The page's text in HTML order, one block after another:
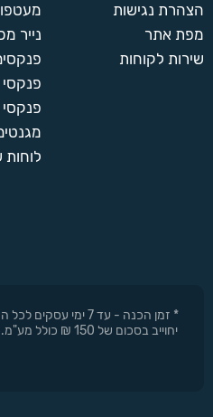
הצהרת נגישות
מפת אתר
שירות לקוחות
נייר
פנקסי
* זמן הכנה - עד 7
יחוייב בסכום של 150 ₪ כולל מע"מ. * התמונות באתר להמחשה בלבד. * החברה רשאית להפסיק את המבצעים בכל עת וללא התראה מוקדמת.